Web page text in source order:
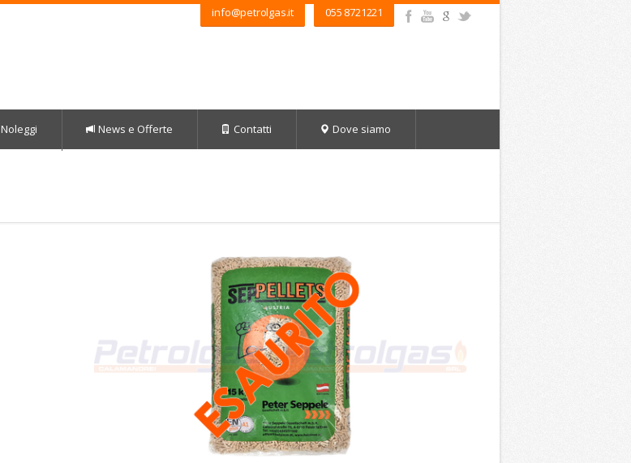
info@petrolgas.it 055 8721221
Noleggi News e Offerte Contatti Dove siamo